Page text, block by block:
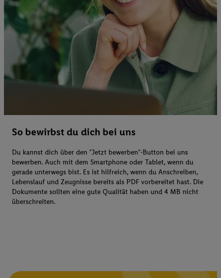
So bewirbst du dich bei uns
Du kannst dich über den "Jetzt bewerben"-Button bei uns
bewerben. Auch mit dem Smartphone oder Tablet, wenn du
gerade unterwegs bist. Es ist hilfreich, wenn du Anschreiben,
Lebenslauf und Zeugnisse bereits als PDF vorbereitet hast. Die
Dokumente sollten eine gute Qualität haben und 4 MB nicht
überschreiten.